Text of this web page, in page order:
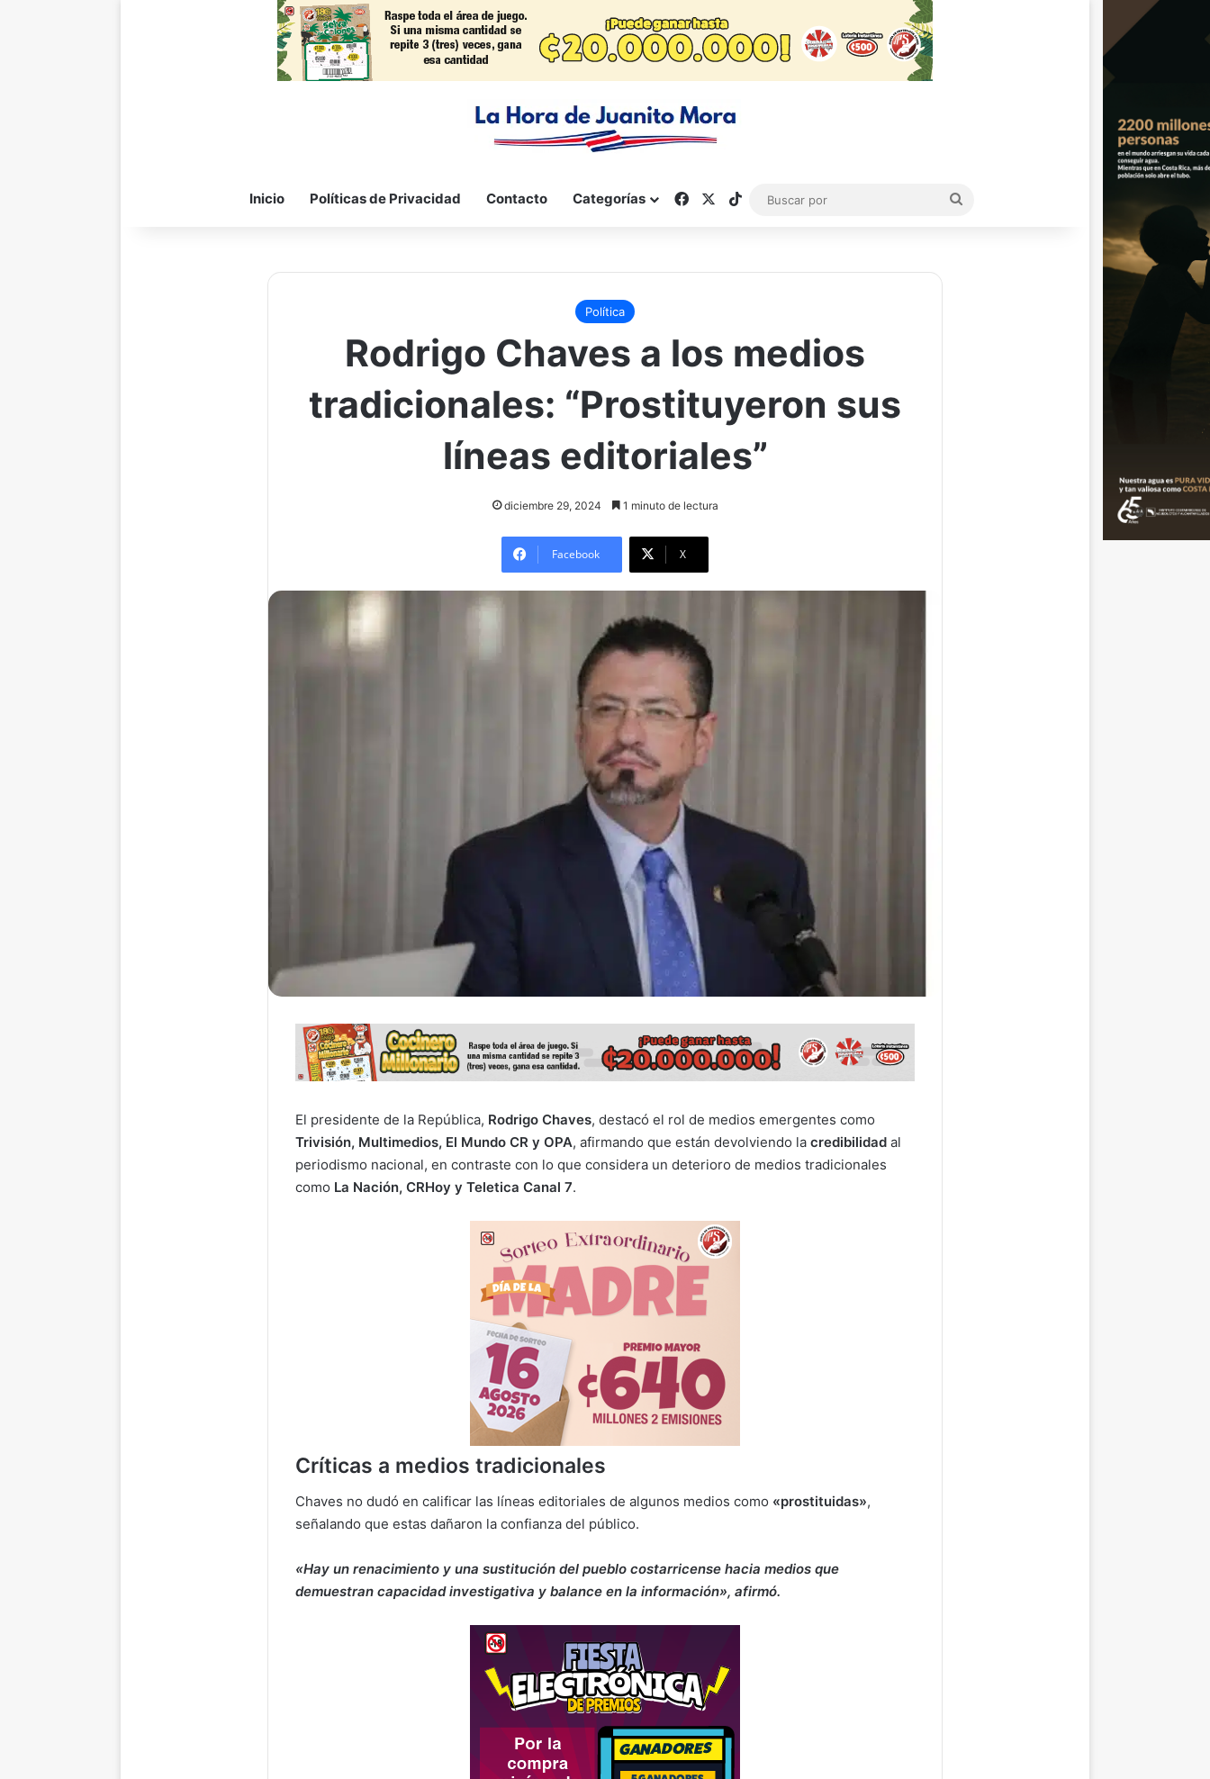
Inicio Políticas de Privacidad Contacto Categorías FacebookTikTok
Política
Rodrigo Chaves a los medios
tradicionales: “Prostituyeron sus
líneas editoriales”
diciembre 29, 2024 1 minuto de lectura
Facebook X
El presidente de la República, Rodrigo Chaves, destacó el rol de medios emergentes como
Trivisión, Multimedios, El Mundo CR y OPA, afirmando que están devolviendo la credibilidad al
periodismo nacional, en contraste con lo que considera un deterioro de medios tradicionales
como La Nación, CRHoy y Teletica Canal 7.
Críticas a medios tradicionales
Chaves no dudó en calificar las líneas editoriales de algunos medios como «prostituidas»,
señalando que estas dañaron la confianza del público.
«Hay un renacimiento y una sustitución del pueblo costarricense hacia medios que
demuestran capacidad investigativa y balance en la información», afirmó.